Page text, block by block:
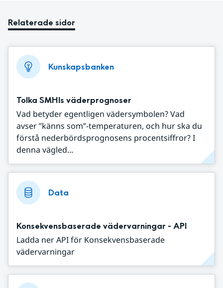
Relaterade sidor
Kunskapsbanken
Tolka SMHIs väderprognoser
Vad betyder egentligen vädersymbolen? Vad
avser ”känns som”-temperaturen, och hur ska du
förstå nederbördsprognosens procentsiffror? I
denna vägled...
Data
Konsekvensbaserade vädervarningar - API
Ladda ner API för Konsekvensbaserade
vädervarningar